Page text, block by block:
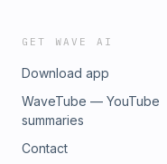
GET WAVE AI
Download app
WaveTube — YouTube
summaries
Contact